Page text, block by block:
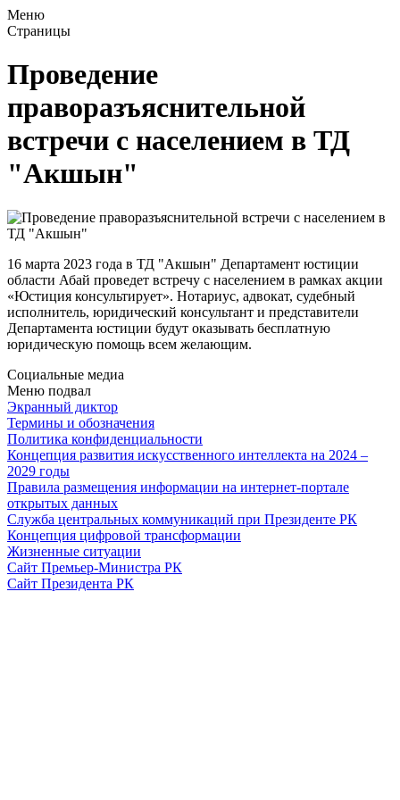
Меню
Страницы
Проведение
праворазъяснительной
встречи с населением в ТД
"Акшын"
16 марта 2023 года в ТД "Акшын" Департамент юстиции
области Абай проведет встречу с населением в рамках акции
«Юстиция консультирует». Нотариус, адвокат, судебный
исполнитель, юридический консультант и представители
Департамента юстиции будут оказывать бесплатную
юридическую помощь всем желающим.
Социальные медиа
Меню подвал
Экранный диктор
Термины и обозначения
Политика конфиденциальности
Концепция развития искусственного интеллекта на 2024 –
2029 годы
Правила размещения информации на интернет-портале
открытых данных
Служба центральных коммуникаций при Президенте РК
Концепция цифровой трансформации
Жизненные ситуации
Сайт Премьер-Министра РК
Сайт Президента РК